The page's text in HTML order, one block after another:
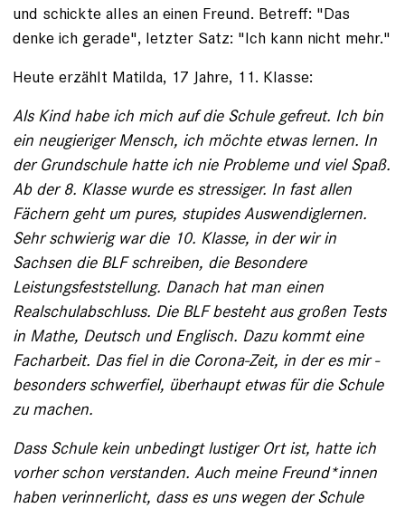
und schickte alles an einen Freund. Betreff: "Das
denke ich gerade", letzter Satz: "Ich kann nicht mehr."
Heute erzählt Matilda, 17 Jahre, 11. Klasse:
Als Kind habe ich mich auf die Schule gefreut. Ich bin
ein neugieriger Mensch, ich möchte etwas lernen. In
der Grundschule hatte ich nie Probleme und viel Spaß.
Ab der 8. ­Klasse wurde es stressiger. In fast allen
Fächern geht um pures, stupides Auswendig­lernen.
Sehr schwierig war die 10. Klasse, in der wir in
Sachsen die BLF schreiben, die ­Besondere
Leistungsfeststellung. Danach hat man ­einen
Realschulabschluss. Die BLF besteht aus ­gro­ßen Tests
in Mathe, Deutsch und ­Englisch. ­Dazu kommt eine
Facharbeit. Das fiel in die Corona-­Zeit, in der es mir ­
besonders ­schwerfiel, überhaupt etwas für die Schule
zu ­machen.
Dass Schule kein unbedingt lustiger Ort ist, hatte ich
vorher schon verstanden. Auch meine Freund*innen
haben verinnerlicht, dass es uns wegen der Schule